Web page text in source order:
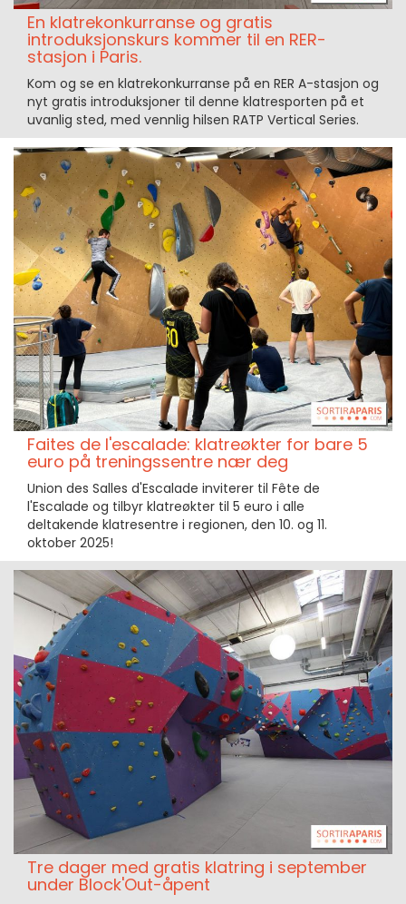
En klatrekonkurranse og gratis
introduksjonskurs kommer til en RER-
stasjon i Paris.
Kom og se en klatrekonkurranse på en RER A-stasjon og
nyt gratis introduksjoner til denne klatresporten på et
uvanlig sted, med vennlig hilsen RATP Vertical Series.
Faites de l'escalade: klatreøkter for bare 5
euro på treningssentre nær deg
Union des Salles d'Escalade inviterer til Fête de
l'Escalade og tilbyr klatreøkter til 5 euro i alle
deltakende klatresentre i regionen, den 10. og 11.
oktober 2025!
Tre dager med gratis klatring i september
under Block'Out-åpent